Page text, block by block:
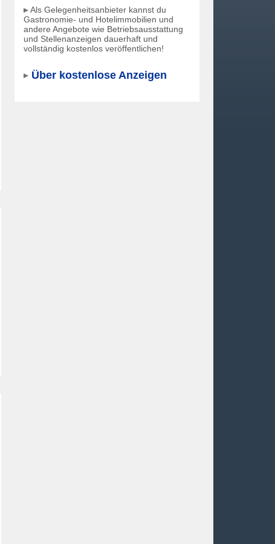
Als Gelegenheitsanbieter kannst du
Gastronomie- und Hotelimmobilien und
andere Angebote wie Betriebsausstattung
und Stellenanzeigen dauerhaft und
vollständig kostenlos veröffentlichen!
Über kostenlose Anzeigen